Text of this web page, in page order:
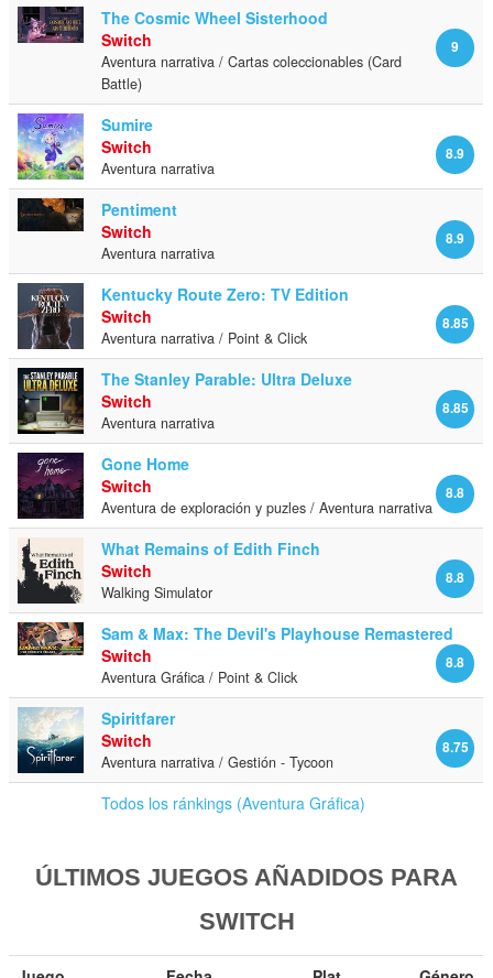
The Cosmic Wheel Sisterhood
9
Switch
Aventura narrativa / Cartas coleccionables (Card
Battle)
Sumire
8.9
Switch
Aventura narrativa
Pentiment
8.9
Switch
Aventura narrativa
Kentucky Route Zero: TV Edition
8.85
Switch
Aventura narrativa / Point & Click
The Stanley Parable: Ultra Deluxe
8.85
Switch
Aventura narrativa
Gone Home
8.8
Switch
Aventura de exploración y puzles / Aventura narrativa
What Remains of Edith Finch
8.8
Switch
Walking Simulator
Sam & Max: The Devil's Playhouse Remastered
8.8
Switch
Aventura Gráfica / Point & Click
Spiritfarer
8.75
Switch
Aventura narrativa / Gestión - Tycoon
Todos los ránkings (Aventura Gráfica)
ÚLTIMOS JUEGOS AÑADIDOS PARA
SWITCH